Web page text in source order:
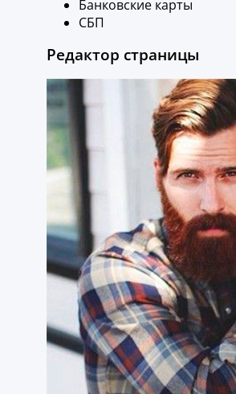
Банковские карты
СБП
Редактор страницы